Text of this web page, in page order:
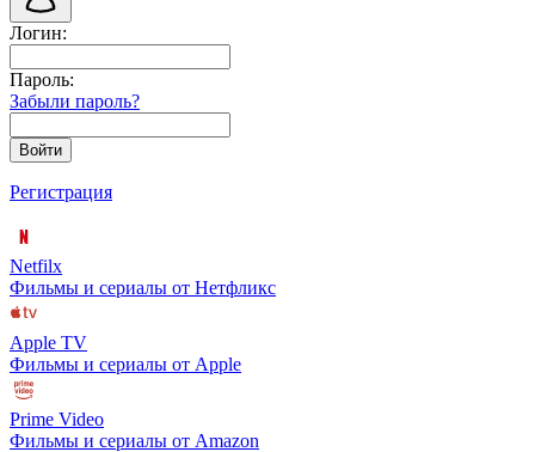
Логин:
Пароль:
Забыли пароль?
Войти
Регистрация
Netfilx
Фильмы и сериалы от Нетфликс
Apple TV
Фильмы и сериалы от Apple
Prime Video
Фильмы и сериалы от Amazon